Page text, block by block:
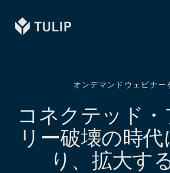
Tulip
オンデマンドウェビナー
コネクテッド・
リー破壊の時
り、拡大す